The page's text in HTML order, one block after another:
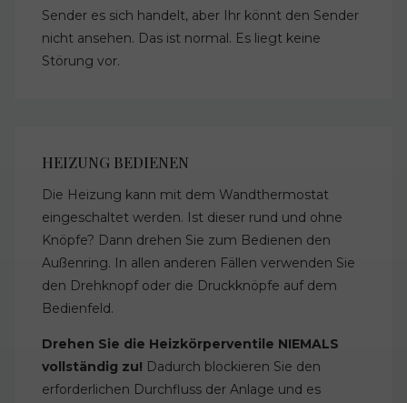
Sender es sich handelt, aber Ihr könnt den Sender
nicht ansehen. Das ist normal. Es liegt keine
Störung vor.
HEIZUNG BEDIENEN
Die Heizung kann mit dem Wandthermostat
eingeschaltet werden. Ist dieser rund und ohne
Knöpfe? Dann drehen Sie zum Bedienen den
Außenring. In allen anderen Fällen verwenden Sie
den Drehknopf oder die Druckknöpfe auf dem
Bedienfeld.
Drehen Sie die Heizkörperventile NIEMALS
vollständig zu! Dadurch blockieren Sie den
erforderlichen Durchfluss der Anlage und es